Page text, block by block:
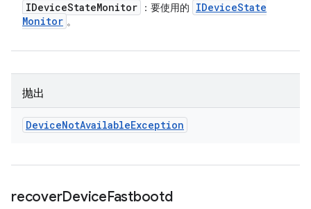
IDeviceStateMonitor ：要使用的 IDeviceState
Monitor 。
抛出
DeviceNotAvailableException
recoverDeviceFastbootd